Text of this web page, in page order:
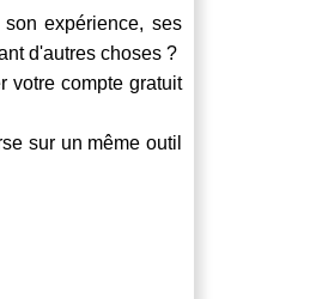
expérience, ses
d'autres choses ?
votre compte gratuit
sur un même outil